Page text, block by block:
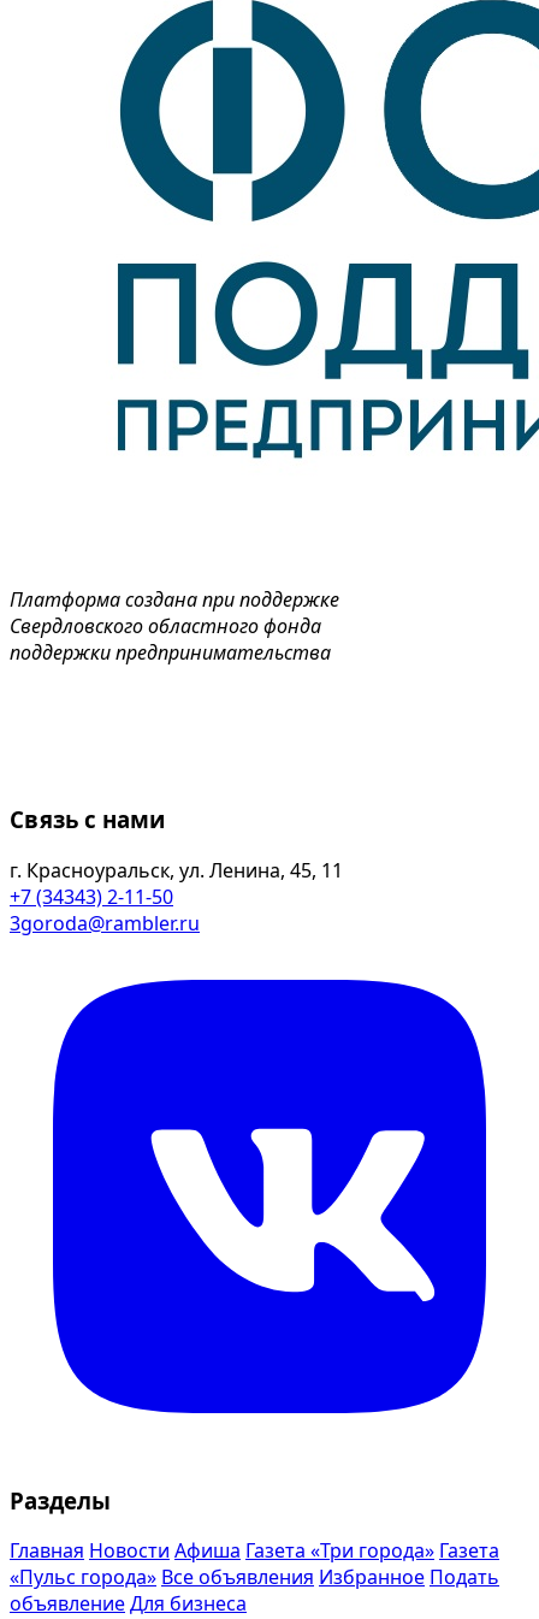
Платформа создана при поддержке
Свердловского областного фонда
поддержки предпринимательства
Связь с нами
г. Красноуральск, ул. Ленина, 45, 11
+7 (34343) 2-11-50
3goroda@rambler.ru
Разделы
Главная Новости Афиша Газета «Три города» Газета
«Пульс города» Все объявления Избранное Подать
объявлениеДля бизнеса